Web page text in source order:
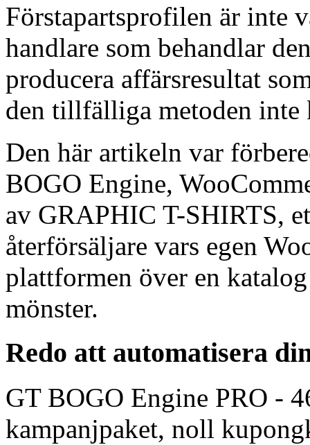
Förstapartsprofilen är inte
handlare som behandlar
producera affärsresultat
den tillfälliga metoden inte
Den här artikeln var
BOGO Engine,
av GRAPHIC T-SHIRTS,
återförsäljare vars egen
plattformen över en
mönster.
Redo att automatisera
GT BOGO Engine PRO -
kampanjpaket, noll